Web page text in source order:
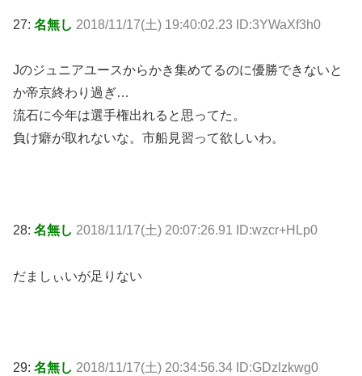
27: 名無し 2018/11/17(土) 19:40:02.23 ID:3YWaXf3h0
Jのジュニアユースからかき集めてるのに優勝できないと
か帝京終わり過ぎ…
流石に今年は選手権出れると思ってた。
負け癖が取れないな。市船見習って欲しいわ。
28: 名無し 2018/11/17(土) 20:07:26.91 ID:wzcr+HLp0
だましぃいが足りない
29: 名無し 2018/11/17(土) 20:34:56.34 ID:GDzlzkwg0